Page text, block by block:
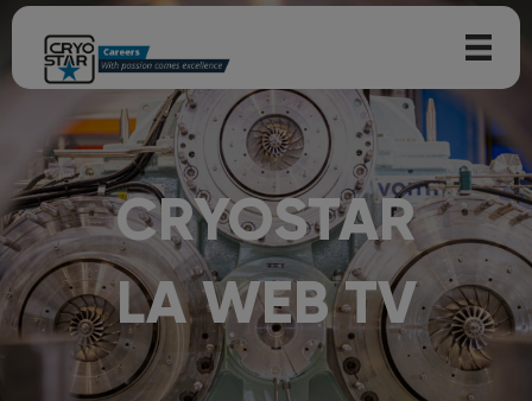
CRYOSTAR
LA WEB TV